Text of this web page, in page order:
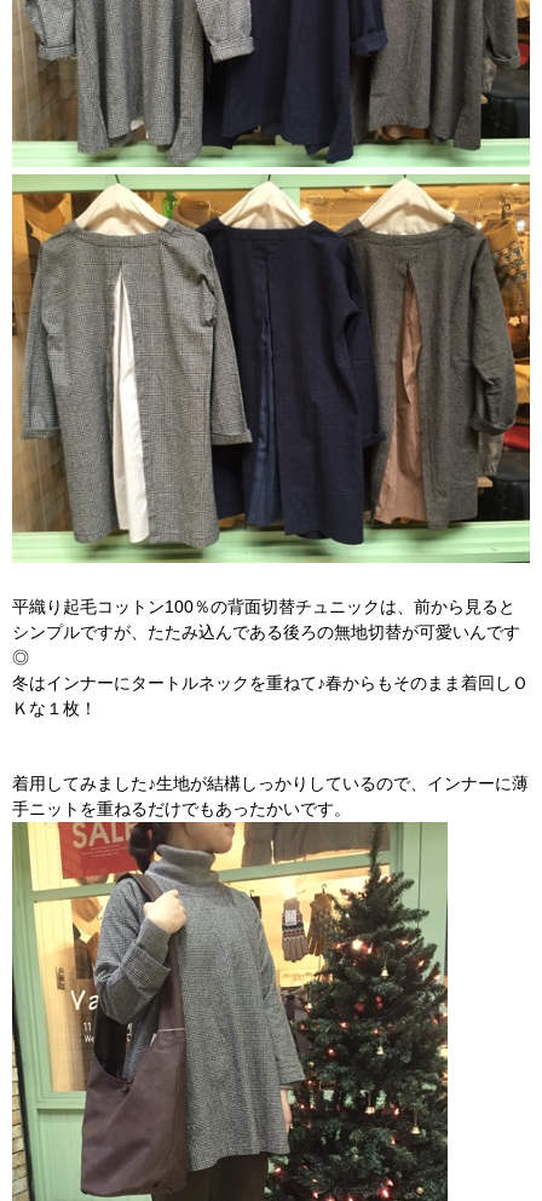
平織り起毛コットン100％の背面切替チュニックは、前から見ると
シンプルですが、たたみ込んである後ろの無地切替が可愛いんです
◎
冬はインナーにタートルネックを重ねて♪春からもそのまま着回しＯ
Ｋな１枚！
着用してみました♪生地が結構しっかりしているので、インナーに薄
手ニットを重ねるだけでもあったかいです。